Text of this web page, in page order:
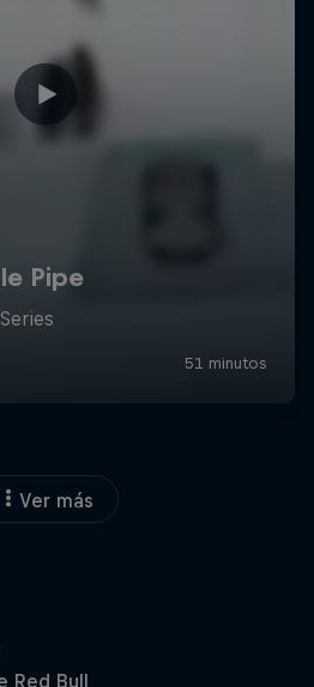
Ver más